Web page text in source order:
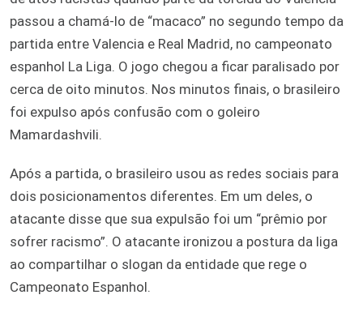
passou a chamá-lo de “macaco” no segundo tempo da
partida entre Valencia e Real Madrid, no campeonato
espanhol La Liga. O jogo chegou a ficar paralisado por
cerca de oito minutos. Nos minutos finais, o brasileiro
foi expulso após confusão com o goleiro
Mamardashvili.
Após a partida, o brasileiro usou as redes sociais para
dois posicionamentos diferentes. Em um deles, o
atacante disse que sua expulsão foi um “prêmio por
sofrer racismo”. O atacante ironizou a postura da liga
ao compartilhar o slogan da entidade que rege o
Campeonato Espanhol.